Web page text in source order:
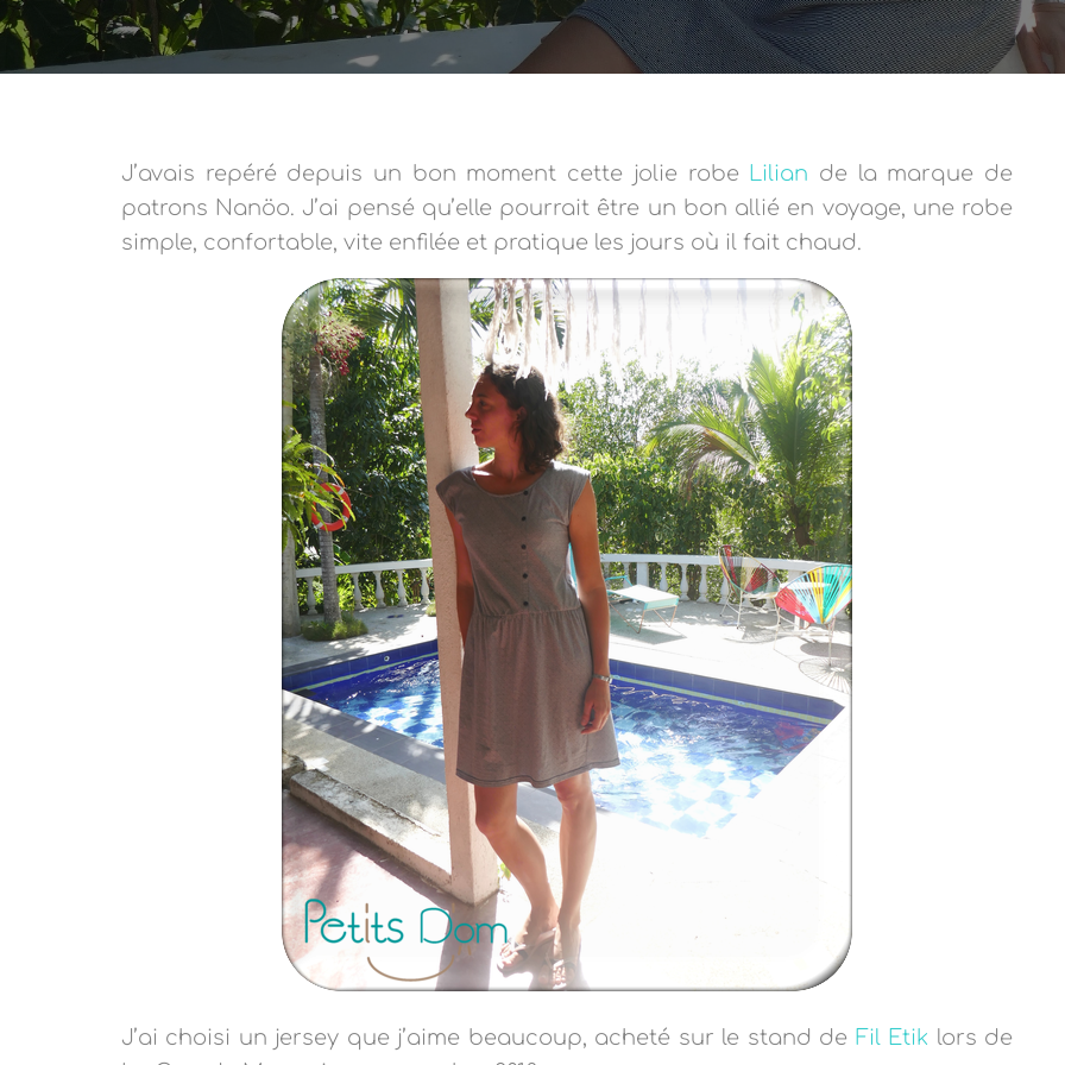
J’avais repéré depuis un bon moment cette jolie robe Lilian de la marque de
patrons Nanöo. J’ai pensé qu’elle pourrait être un bon allié en voyage, une robe
simple, confortable, vite enfilée et pratique les jours où il fait chaud.
J’ai choisi un jersey que j’aime beaucoup, acheté sur le stand de Fil Etik lors de